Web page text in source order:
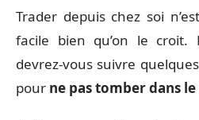
Trader depuis chez soi
facile bien qu’on le croit.
devrez-vous suivre
pour ne pas tomber dans